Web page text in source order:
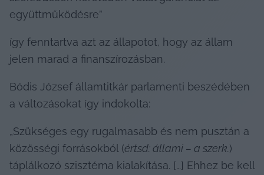
együttműködésre”
így fenntartva azt az állapotot, hogy az állam
jelen marad a finanszírozásban.
Bódis József államtitkár parlamenti beszédében
a változásokat így indokolta:
„Szükséges egy rugalmasabb és nem pusztán a
közösségi forrásokból (értsd: állami – a szerk.)
táplálkozó szisztéma kialakítása. […] Ehhez be kell